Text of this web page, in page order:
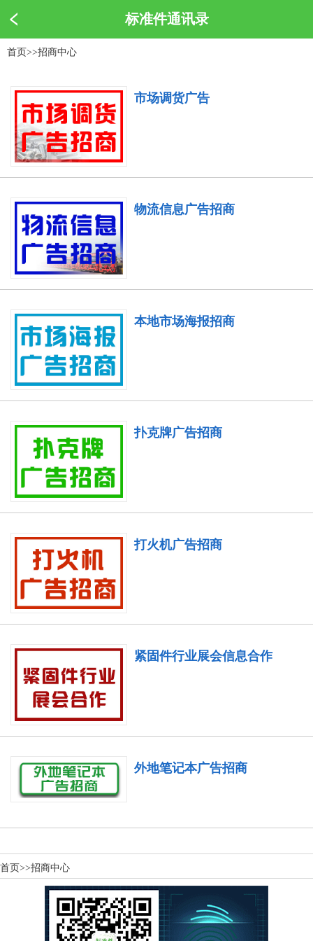
标准件通讯录
首页>>招商中心
市场调货广告
物流信息广告招商
本地市场海报招商
扑克牌广告招商
打火机广告招商
紧固件行业展会信息合作
外地笔记本广告招商
首页>>招商中心